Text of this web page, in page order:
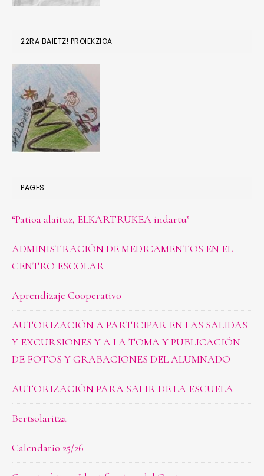
22RA BAIETZ! PROIEKZIOA
PAGES
“Patioa alaituz, ELKARTRUKEA indartu”
ADMINISTRACIÓN DE MEDICAMENTOS EN EL
CENTRO ESCOLAR
Aprendizaje Cooperativo
AUTORIZACIÓN A PARTICIPAR EN LAS SALIDAS
Y EXCURSIONES Y A LA TOMA Y PUBLICACIÓN
DE FOTOS Y GRABACIONES DEL ALUMNADO
AUTORIZACIÓN PARA SALIR DE LA ESCUELA
Bertsolaritza
Calendario 25/26